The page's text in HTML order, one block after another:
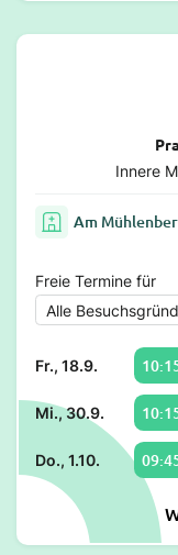
Innere
Am
Freie Termine für
Fr., 18.9.
Mi., 30.9.
Do., 1.10.